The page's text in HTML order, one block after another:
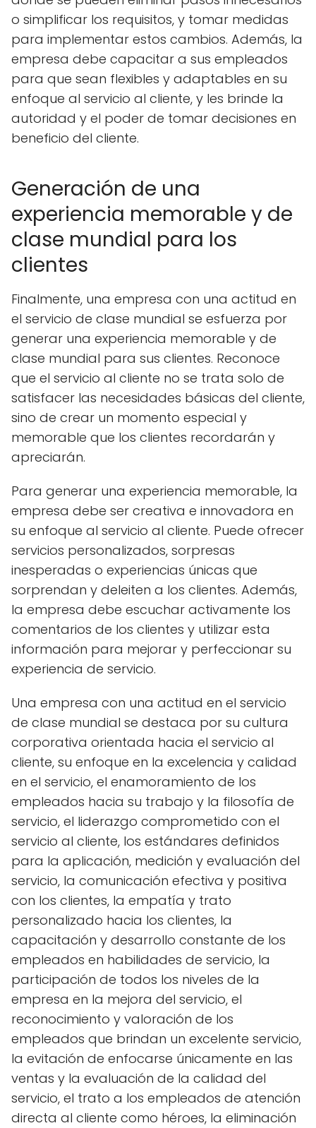
o simplificar los requisitos, y tomar medidas
para implementar estos cambios. Además, la
empresa debe capacitar a sus empleados
para que sean flexibles y adaptables en su
enfoque al servicio al cliente, y les brinde la
autoridad y el poder de tomar decisiones en
beneficio del cliente.
Generación de una
experiencia memorable y de
clase mundial para los
clientes
Finalmente, una empresa con una actitud en
el servicio de clase mundial se esfuerza por
generar una experiencia memorable y de
clase mundial para sus clientes. Reconoce
que el servicio al cliente no se trata solo de
satisfacer las necesidades básicas del cliente,
sino de crear un momento especial y
memorable que los clientes recordarán y
apreciarán.
Para generar una experiencia memorable, la
empresa debe ser creativa e innovadora en
su enfoque al servicio al cliente. Puede ofrecer
servicios personalizados, sorpresas
inesperadas o experiencias únicas que
sorprendan y deleiten a los clientes. Además,
la empresa debe escuchar activamente los
comentarios de los clientes y utilizar esta
información para mejorar y perfeccionar su
experiencia de servicio.
Una empresa con una actitud en el servicio
de clase mundial se destaca por su cultura
corporativa orientada hacia el servicio al
cliente, su enfoque en la excelencia y calidad
en el servicio, el enamoramiento de los
empleados hacia su trabajo y la filosofía de
servicio, el liderazgo comprometido con el
servicio al cliente, los estándares definidos
para la aplicación, medición y evaluación del
servicio, la comunicación efectiva y positiva
con los clientes, la empatía y trato
personalizado hacia los clientes, la
capacitación y desarrollo constante de los
empleados en habilidades de servicio, la
participación de todos los niveles de la
empresa en la mejora del servicio, el
reconocimiento y valoración de los
empleados que brindan un excelente servicio,
la evitación de enfocarse únicamente en las
ventas y la evaluación de la calidad del
servicio, el trato a los empleados de atención
directa al cliente como héroes, la eliminación